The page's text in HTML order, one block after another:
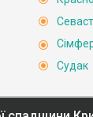
Судак